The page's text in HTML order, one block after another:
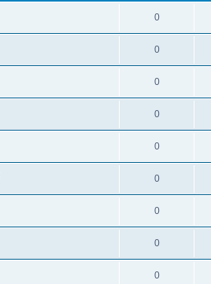
0
0
0
0
0
0
0
0
0